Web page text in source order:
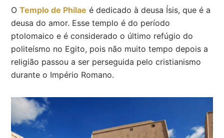
OTemplo de Philae é dedicado à deusa Ísis, que é a
deusa do amor. Esse templo é do período
ptolomaico e é considerado o último refúgio do
politeísmo no Egito, pois não muito tempo depois a
religião passou a ser perseguida pelo cristianismo
durante o Império Romano.